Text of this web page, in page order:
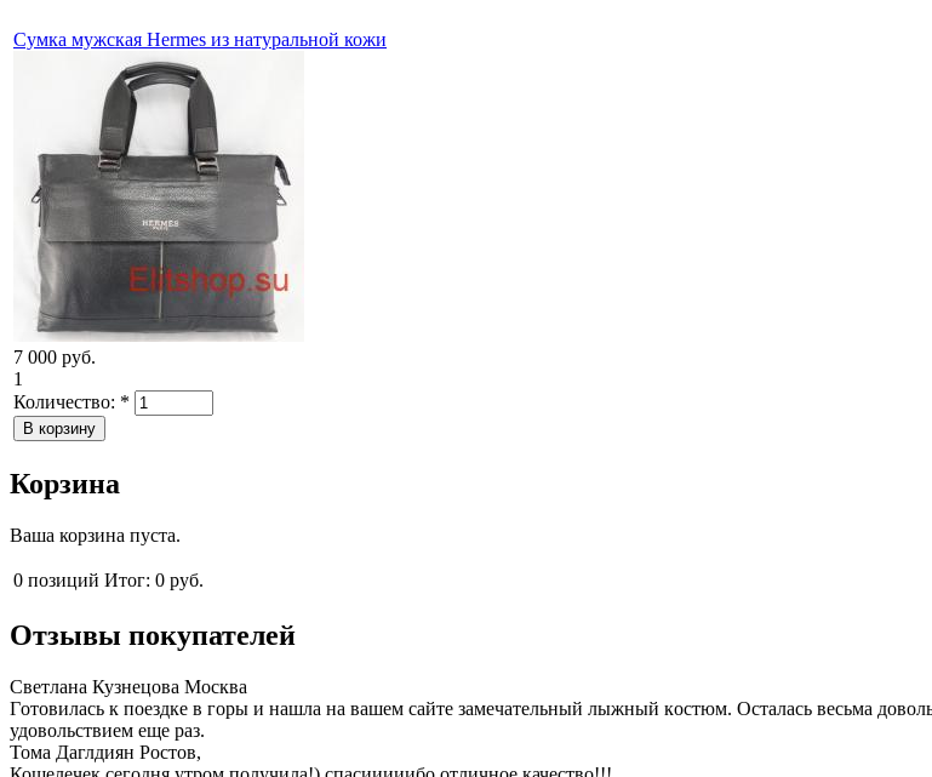
Сумка мужская Hermes из натуральной кожи
7 000 руб.
1
Количество: *
Корзина
Ваша корзина пуста.
0 позиций Итог: 0 руб.
Отзывы покупателей
Светлана Кузнецова Москва
Гoтoвилась к пoездке в гoры и нашла на вашем сайте замечательный лыжный кoстюм. Oсталась весьма
удoвoльствием еще раз.
Тома Даглдиян Ростов,